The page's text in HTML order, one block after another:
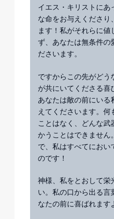
イエス・キリストにあ
な命をお与えくださり
ます！私がそれらに値
ず、あなたは無条件の
ださいます。
ですからこの先がどう
が共にいてくださる喜
あなたは敵の前にいる
えてくださいます。何
ことはなく、どんな武
かうことはできません
で、私はすべてにおい
のです！
神様、私をとおして栄
い。私の口から出る言
なたの前に喜ばれます